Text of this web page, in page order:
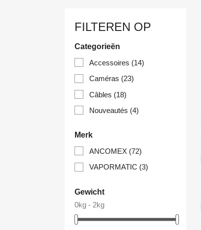
FILTEREN OP
Categorieën
Accessoires (14)
Caméras (23)
Câbles (18)
Nouveautés (4)
Merk
ANCOMEX (72)
VAPORMATIC (3)
Gewicht
0kg - 2kg